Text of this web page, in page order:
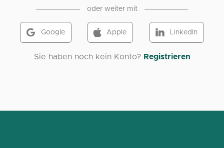
oder weiter mit
Google Apple LinkedIn
Sie haben noch kein Konto? Registrieren